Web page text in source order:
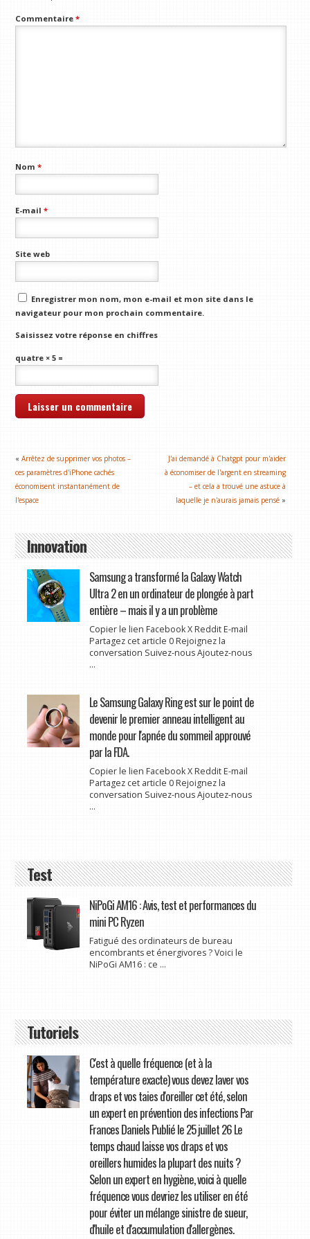
Commentaire*
Nom*
E-mail*
Site web
Enregistrer mon nom, mon e-mail et mon site dans le
navigateur pour mon prochain commentaire.
Saisissez votre réponse en chiffres
quatre × 5 =
«Arrêtez de supprimer vos photos –
ces paramètres d'iPhone cachés
économisent instantanément de
l'espace
J'ai demandé à Chatgpt pour m'aider
à économiser de l'argent en streaming
– et cela a trouvé une astuce à
laquelle je n'aurais jamais pensé »
Innovation
Samsung a transformé la Galaxy Watch
Ultra 2 en un ordinateur de plongée à part
entière – mais il y a un problème
Copier le lien Facebook X Reddit E-mail
Partagez cet article 0 Rejoignez la
conversation Suivez-nous Ajoutez-nous
...
Le Samsung Galaxy Ring est sur le point de
devenir le premier anneau intelligent au
monde pour l'apnée du sommeil approuvé
par la FDA.
Copier le lien Facebook X Reddit E-mail
Partagez cet article 0 Rejoignez la
conversation Suivez-nous Ajoutez-nous
...
Test
NiPoGi AM16 : Avis, test et performances du
mini PC Ryzen
Fatigué des ordinateurs de bureau
encombrants et énergivores ? Voici le
NiPoGi AM16 : ce ...
Tutoriels
C'est à quelle fréquence (et à la
température exacte) vous devez laver vos
draps et vos taies d'oreiller cet été, selon
un expert en prévention des infections Par
Frances Daniels Publié le 25 juillet 26 Le
temps chaud laisse vos draps et vos
oreillers humides la plupart des nuits ?
Selon un expert en hygiène, voici à quelle
fréquence vous devriez les utiliser en été
pour éviter un mélange sinistre de sueur,
d'huile et d'accumulation d'allergènes.